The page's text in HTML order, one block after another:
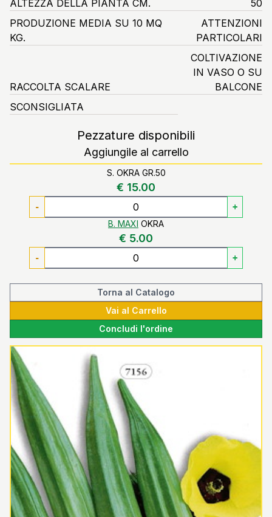
ALTEZZA DELLA PIANTA CM.
50
PRODUZIONE MEDIA SU 10 MQ
KG.
ATTENZIONI
PARTICOLARI
RACCOLTA SCALARE
COLTIVAZIONE
IN VASO O SU
BALCONE
SCONSIGLIATA
Pezzature disponibili
Aggiungile al carrello
S. OKRA GR.50
€ 15.00
- +
B. MAXI OKRA
€ 5.00
- +
Torna al Catalogo
Vai al Carrello
Concludi l'ordine